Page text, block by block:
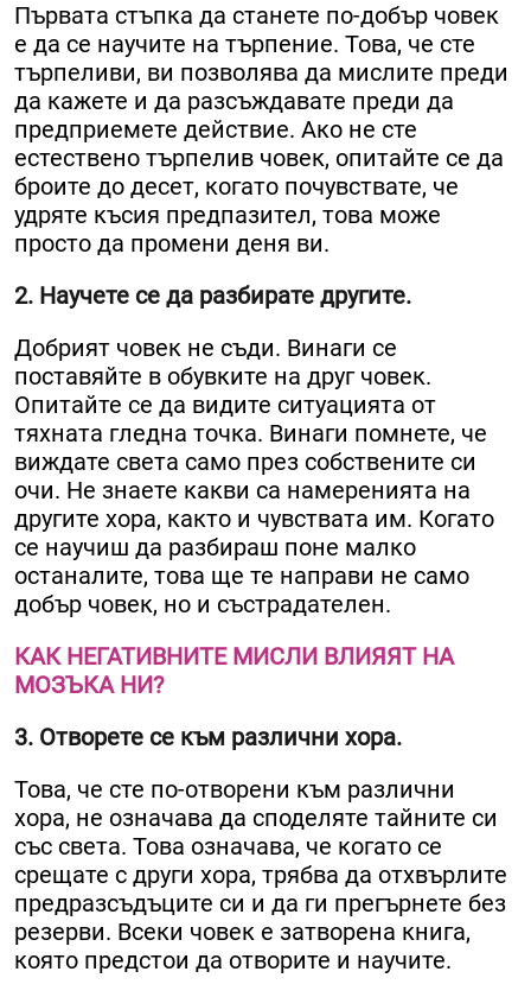
Първата стъпка да станете по-добър човек
е да се научите на търпение. Това, че сте
търпеливи, ви позволява да мислите преди
да кажете и да разсъждавате преди да
предприемете действие. Ако не сте
естествено търпелив човек, опитайте се да
броите до десет, когато почувствате, че
удряте късия предпазител, това може
просто да промени деня ви.
2. Научете се да разбирате другите.
Добрият човек не съди. Винаги се
поставяйте в обувките на друг човек.
Опитайте се да видите ситуацията от
тяхната гледна точка. Винаги помнете, че
виждате света само през собствените си
очи. Не знаете какви са намеренията на
другите хора, както и чувствата им. Когато
се научиш да разбираш поне малко
останалите, това ще те направи не само
добър човек, но и състрадателен.
КАК НЕГАТИВНИТЕ МИСЛИ ВЛИЯЯТ НА
МОЗЪКА НИ?
3. Отворете се към различни хора.
Това, че сте по-отворени към различни
хора, не означава да споделяте тайните си
със света. Това означава, че когато се
срещате с други хора, трябва да отхвърлите
предразсъдъците си и да ги прегърнете без
резерви. Всеки човек е затворена книга,
която предстои да отворите и научите.